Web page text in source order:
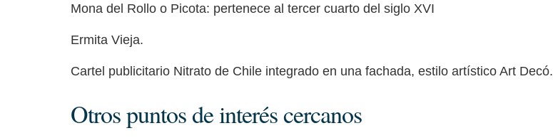
Mona del Rollo o Picota: pertenece al tercer cuarto del siglo XVI
Ermita Vieja.
Cartel publicitario Nitrato de Chile integrado en una fachada, estilo artístico Art Decó.
Otros puntos de interés cercanos